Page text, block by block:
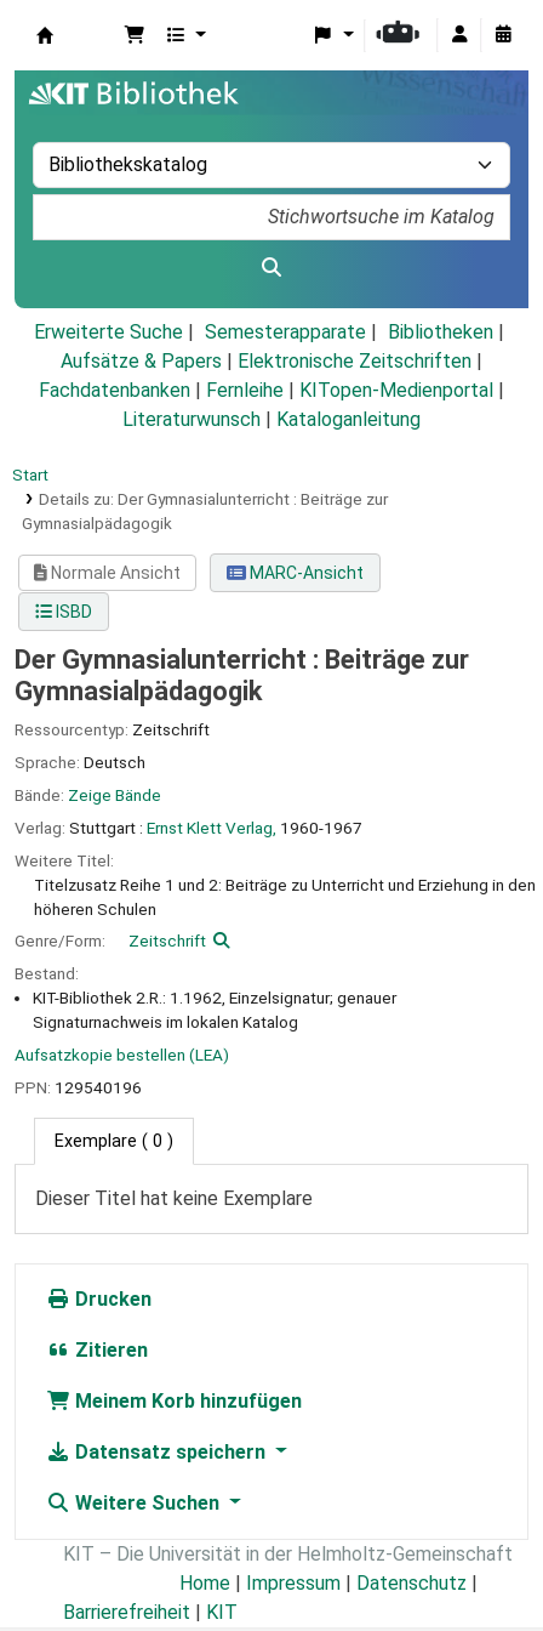
Erweiterte Suche Semesterapparate
Bibliotheken
Aufsätze & Papers
Elektronische Zeitschriften
Fachdatenbanken
Fernleihe KITopen-Medienportal
Literaturwunsch
Kataloganleitung
Start
Details zu: Der Gymnasialunterricht : Beiträge zur
Gymnasialpädagogik
Normale Ansicht
MARC-Ansicht
ISBD
Der Gymnasialunterricht : Beiträge zur
Gymnasialpädagogik
Ressourcentyp: Zeitschrift
Sprache: Deutsch
Bände: Zeige Bände
Verlag: Stuttgart : Ernst Klett Verlag, 1960-1967
Weitere Titel:
Titelzusatz Reihe 1 und 2: Beiträge zu Unterricht und Erziehung in den
höheren Schulen
Genre/Form:
Zeitschrift
Bestand:
KIT-Bibliothek 2.R.: 1.1962, Einzelsignatur; genauer
Signaturnachweis im lokalen Katalog
Aufsatzkopie bestellen (LEA)
PPN: 129540196
Exemplare ( 0 )
Dieser Titel hat keine Exemplare
Drucken
Zitieren
Meinem Korb hinzufügen
Datensatz speichern
Weitere Suchen
KIT – Die Universität in der Helmholtz-Gemeinschaft
Home | Impressum | Datenschutz |
Barrierefreiheit | KIT